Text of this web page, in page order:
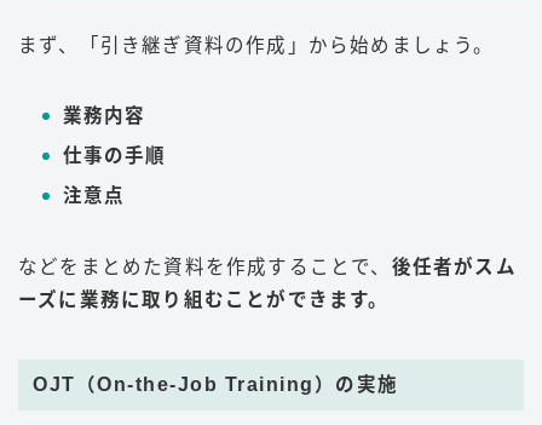
まず、「引き継ぎ資料の作成」から始めましょう。
業務内容
仕事の手順
注意点
などをまとめた資料を作成することで、 後任者がスム
ーズに業務に取り組むことができます。
OJT（On-the-Job Training）の実施